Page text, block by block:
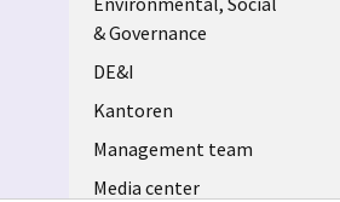
NETHERLANDS
& Governance
DE&I
Kantoren
Management team
Media center